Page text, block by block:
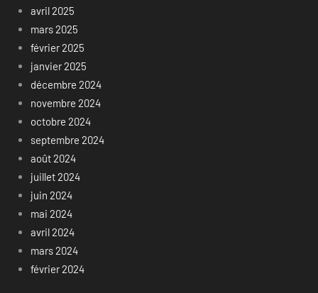
avril 2025
mars 2025
février 2025
janvier 2025
décembre 2024
novembre 2024
octobre 2024
septembre 2024
août 2024
juillet 2024
juin 2024
mai 2024
avril 2024
mars 2024
février 2024